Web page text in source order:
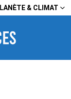
& CLIMAT